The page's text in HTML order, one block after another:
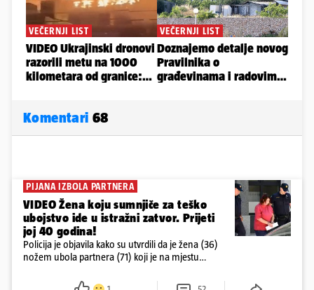
Komentari 68
PIJANA IZBOLA PARTNERA
VIDEO Žena koju sumnjiče za teško
ubojstvo ide u istražni zatvor. Prijeti
joj 40 godina!
Policija je objavila kako su utvrdili da je žena (36)
nožem ubola partnera (71) koji je na mjestu
ispitali i poslali u istražni zatvor